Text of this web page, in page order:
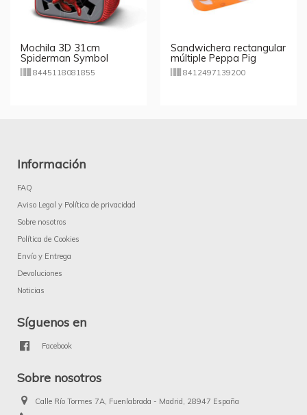
Mochila 3D 31cm
Spiderman Symbol
8445118081855
Sandwichera rectangular
múltiple Peppa Pig
8412497139200
Información
FAQ
Aviso Legal y Política de privacidad
Sobre nosotros
Política de Cookies
Envío y Entrega
Devoluciones
Noticias
Síguenos en
Facebook
Sobre nosotros
Calle Río Tormes 7A, Fuenlabrada - Madrid, 28947 España